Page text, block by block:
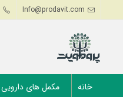
Info@prodavit.com
خانه مکمل های دارویی